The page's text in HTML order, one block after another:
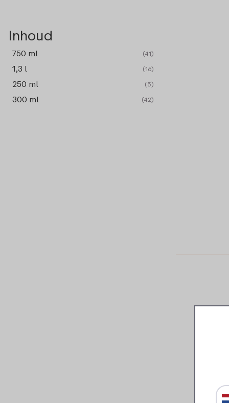
Inhoud
750 ml (41)
1,3 l (16)
250 ml (5)
300 ml (42)